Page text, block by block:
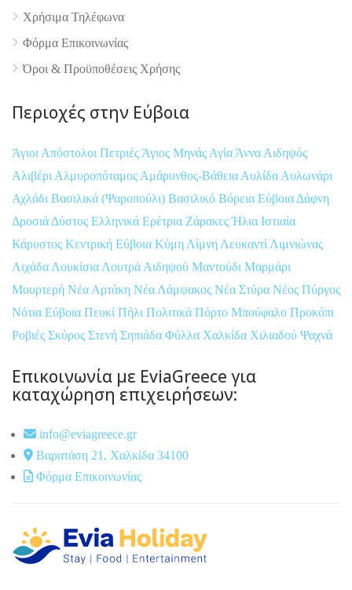
Χρήσιμα Τηλέφωνα
Φόρμα Επικοινωνίας
Όροι & Προϋποθέσεις Xρήσης
Περιοχές στην Εύβοια
Άγιοι Απόστολοι Πετριές Άγιος Μηνάς Αγία Άννα Αιδηψός
Αλιβέρι Αλμυροπόταμος Αμάρυνθος-Βάθεια Αυλίδα Αυλωνάρι
Αχλάδι Βασιλικά (Ψαροπούλι) Βασιλικό Βόρεια Εύβοια Δάφνη
Δροσιά Δύστος Ελληνικά Ερέτρια ΖάρακεςΉλια Ιστιαία
Κάρυστος Κεντρική Εύβοια Κύμη Λίμνη Λευκαντί Λιμνιώνας
Λιχάδα Λουκίσια Λουτρά Αιδηψού Μαντούδι Μαρμάρι
Μουρτερή Νέα Αρτάκη Νέα Λάμψακος Νέα Στύρα Νέος Πύργος
Νότια Εύβοια Πευκί Πήλι Πολιτικά Πόρτο Μπούφαλο Προκόπι
Ροβιές Σκύρος Στενή Σηπιάδα Φύλλα Χαλκίδα Χιλιαδού Ψαχνά
Επικοινωνία με EviaGreece για
καταχώρηση επιχειρήσεων:
info@eviagreece.gr
Βαρατάση 21, Χαλκίδα 34100
Φόρμα Επικοινωνίας